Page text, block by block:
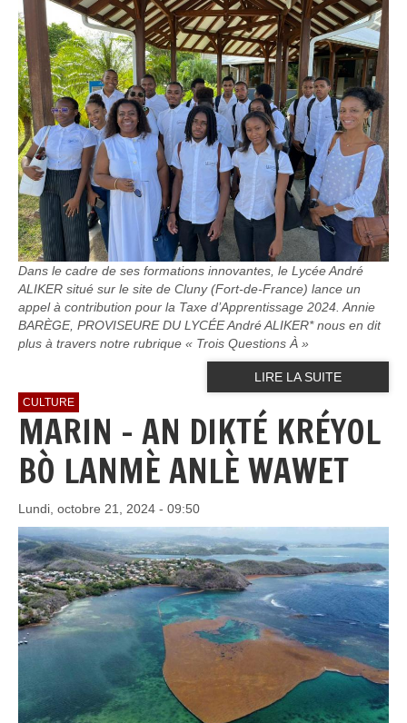
Dans le cadre de ses formations innovantes, le Lycée André
ALIKER situé sur le site de Cluny (Fort-de-France) lance un
appel à contribution pour la Taxe d’Apprentissage 2024. Annie
BARÈGE, PROVISEURE DU LYCÉE André ALIKER* nous en dit
plus à travers notre rubrique « Trois Questions À »
LIRE LA SUITE
CULTURE
MARIN - AN DIKTÉ KRÉYOL
BÒ LANMÈ ANLÈ WAWET
Lundi, octobre 21, 2024 - 09:50